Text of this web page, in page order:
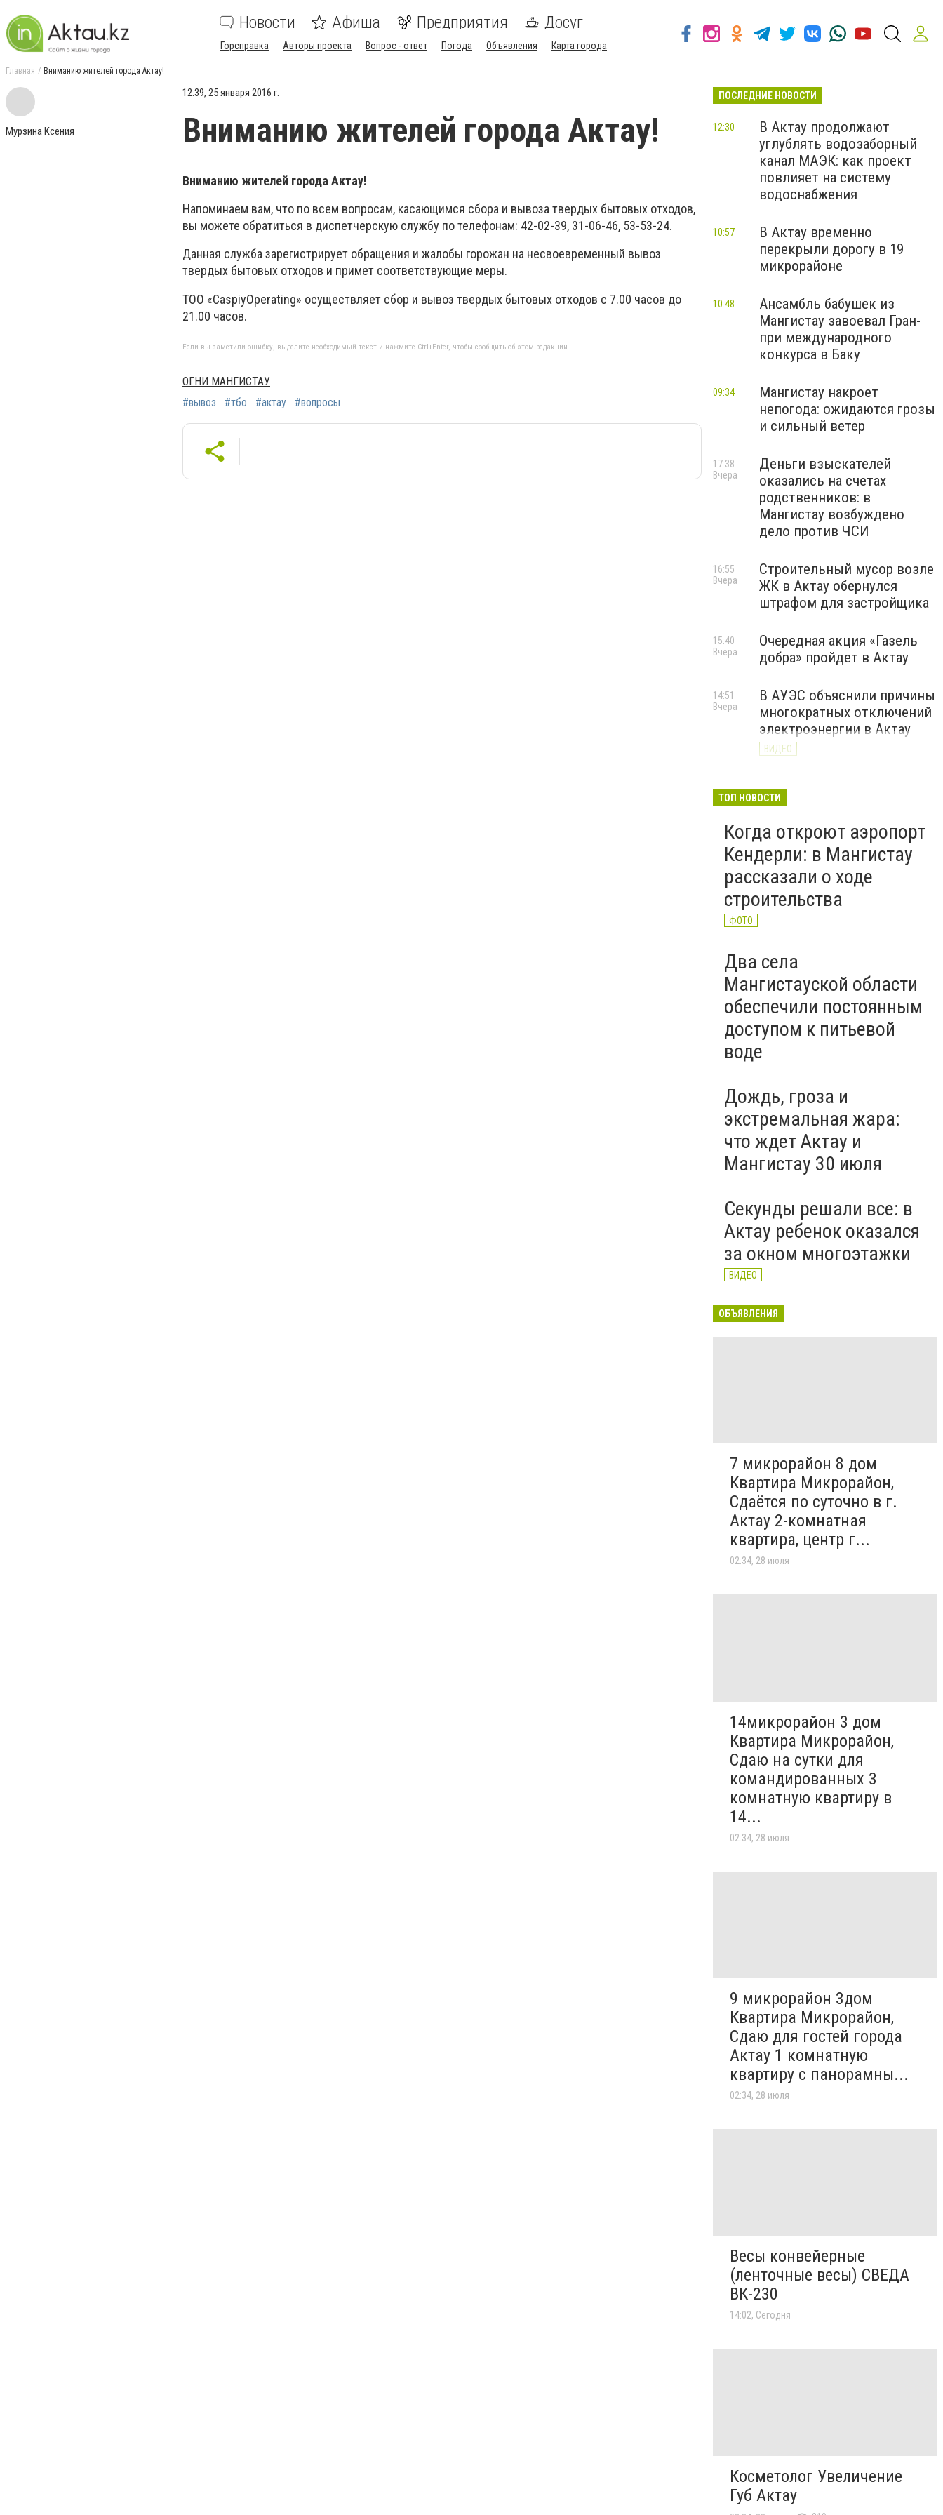
Новости Афиша Предприятия Досуг
Горсправка Авторы проекта Вопрос - ответ Погода Объявления Карта города
Главная Вниманию жителей города Актау!
Мурзина Ксения
12:39, 25 января 2016 г.
Вниманию жителей города Актау!
Вниманию жителей города Актау!
Напоминаем вам, что по всем вопросам, касающимся сбора и вывоза твердых бытовых отходов,
вы можете обратиться в диспетчерскую службу по телефонам: 42-02-39, 31-06-46, 53-53-24.
Данная служба зарегистрирует обращения и жалобы горожан на несвоевременный вывоз
твердых бытовых отходов и примет соответствующие меры.
ТОО «CaspiyOperating» осуществляет сбор и вывоз твердых бытовых отходов с 7.00 часов до
21.00 часов.
Если вы заметили ошибку, выделите необходимый текст и нажмите Ctrl+Enter, чтобы сообщить об этом редакции
ОГНИ МАНГИСТАУ
#вывоз
#тбо #актау #вопросы
ПОСЛЕДНИЕ НОВОСТИ
В Актау продолжают
углублять водозаборный
канал МАЭК: как проект
повлияет на систему
водоснабжения
12:30
В Актау временно
перекрыли дорогу в 19
микрорайоне
10:57
Ансамбль бабушек из
Мангистау завоевал Гран-
при международного
конкурса в Баку
10:48
Мангистау накроет
непогода: ожидаются грозы
и сильный ветер
09:34
Деньги взыскателей
оказались на счетах
родственников: в
Мангистау возбуждено
дело против ЧСИ
17:38
Вчера
Строительный мусор возле
ЖК в Актау обернулся
штрафом для застройщика
16:55
Вчера
Очередная акция «Газель
добра» пройдет в Актау
15:40
Вчера
В АУЭС объяснили причины
многократных отключений
электроэнергии в Актау
ВИДЕО
14:51
Вчера
ТОП НОВОСТИ
Когда откроют аэропорт
Кендерли: в Мангистау
рассказали о ходе
строительства
ФОТО
Два села
Мангистауской области
обеспечили постоянным
доступом к питьевой
воде
Дождь, гроза и
экстремальная жара:
что ждет Актау и
Мангистау 30 июля
Секунды решали все: в
Актау ребенок оказался
за окном многоэтажки
ВИДЕО
ОБЪЯВЛЕНИЯ
7 микрорайон 8 дом
Квартира Микрорайон,
Сдаётся по суточно в г.
Актау 2-комнатная
квартира, центр г...
02:34, 28 июля
14микрорайон 3 дом
Квартира Микрорайон,
Сдаю на сутки для
командированных 3
комнатную квартиру в
14...
02:34, 28 июля
9 микрорайон 3дом
Квартира Микрорайон,
Сдаю для гостей города
Актау 1 комнатную
квартиру с панорамны...
02:34, 28 июля
Весы конвейерные
(ленточные весы) СВЕДА
ВК-230
14:02, Сегодня
Косметолог Увеличение
Губ Актау